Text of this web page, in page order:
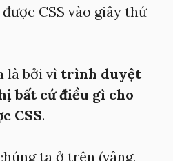
CSS vào giây thứ
là bởi vì trình duyệt
bất cứ điều gì cho
CSS.
ta ở trên (vâng,